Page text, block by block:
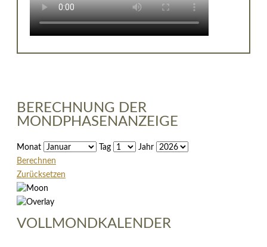
BERECHNUNG DER
MONDPHASENANZEIGE
Monat Tag
Jahr
Berechnen
Zurücksetzen
VOLLMONDKALENDER